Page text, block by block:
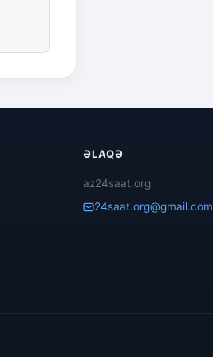
ƏLAQƏ
az24saat.org
24saat.org@gmail.com